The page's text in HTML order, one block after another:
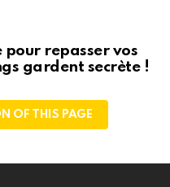
pour repasser vos
gardent secrète !
OF THIS PAGE